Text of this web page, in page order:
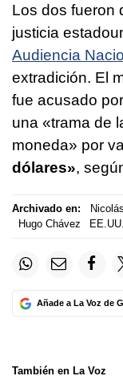
Los dos fueron
justicia
Audiencia
extradición. El
fue acusado
una «trama de
moneda» por
dólares»,
Archivado en:
Hugo Chávez
EE.UU.
Añade a La Voz de
También en La Voz